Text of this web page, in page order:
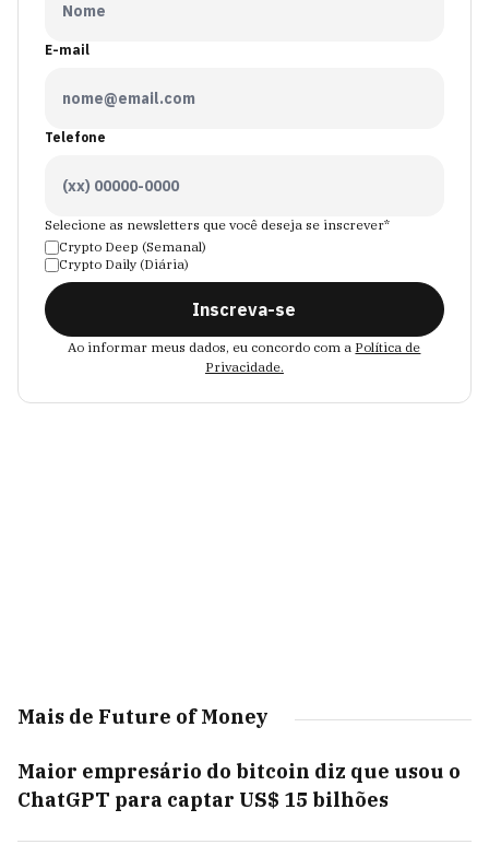
E-mail
Telefone
Selecione as newsletters que você deseja se inscrever*
Crypto Deep (Semanal)
Crypto Daily (Diária)
Inscreva-se
Ao informar meus dados, eu concordo com a Política de
Privacidade.
Mais de Future of Money
Maior empresário do bitcoin diz que usou o
ChatGPT para captar US$ 15 bilhões